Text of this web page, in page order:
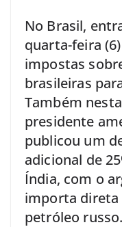
No Brasil,
quarta-feira
impostas
brasileiras
Também
presidente
publicou um
adicional de
Índia, com o
importa
petróleo russo.